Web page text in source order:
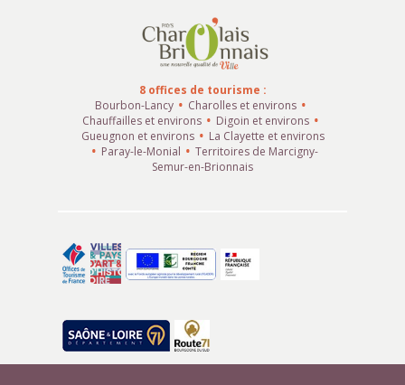
8 offices de tourisme :
Bourbon-Lancy
Charolles et environs
Chauffailles et environs
Digoin et environs
Gueugnon et environs
La Clayette et environs
Paray-le-Monial
Territoires de Marcigny-
Semur-en-Brionnais